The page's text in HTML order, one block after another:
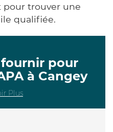
pour trouver une
qualifiée.
fournir pour
à Cangey
Plus